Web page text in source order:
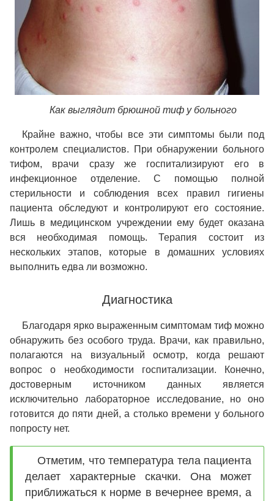
Как выглядит брюшной тиф у больного
Крайне важно, чтобы все эти симптомы были под
контролем специалистов. При обнаружении больного
тифом, врачи сразу же госпитализируют его в
инфекционное отделение. С помощью полной
стерильности и соблюдения всех правил гигиены
пациента обследуют и контролируют его состояние.
Лишь в медицинском учреждении ему будет оказана
вся необходимая помощь. Терапия состоит из
нескольких этапов, которые в домашних условиях
выполнить едва ли возможно.
Диагностика
Благодаря ярко выраженным симптомам тиф можно
обнаружить без особого труда. Врачи, как правильно,
полагаются на визуальный осмотр, когда решают
вопрос о необходимости госпитализации. Конечно,
достоверным источником данных является
исключительно лабораторное исследование, но оно
готовится до пяти дней, а столько времени у больного
попросту нет.
Отметим, что температура тела пациента
делает характерные скачки. Она может
приближаться к норме в вечернее время, а